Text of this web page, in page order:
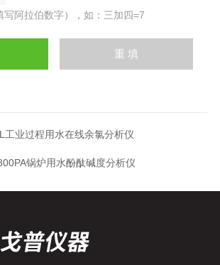
写阿拉伯数字），如：三加四=7
工业过程用水在线余氯分析仪
锅炉用水酚酞碱度分析仪